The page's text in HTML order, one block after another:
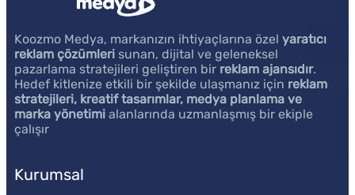
Koozmo Medya, markanızın ihtiyaçlarına özel yaratıcı
reklam çözümleri sunan, dijital ve geleneksel
pazarlama stratejileri geliştiren bir reklam ajansıdır.
Hedef kitlenize etkili bir şekilde ulaşmanız için reklam
stratejileri, kreatif tasarımlar, medya planlama ve
marka yönetimi alanlarında uzmanlaşmış bir ekiple
çalışır
Kurumsal